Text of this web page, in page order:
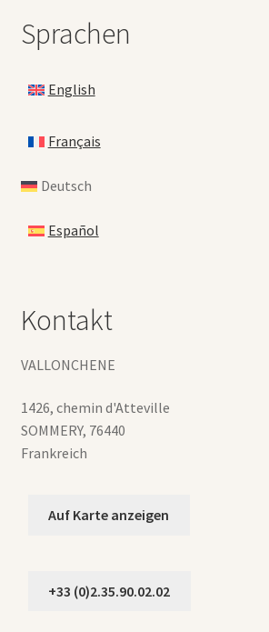
Sprachen
English
Français
Deutsch
Español
Kontakt
VALLONCHENE
1426, chemin d'Atteville
SOMMERY, 76440
Frankreich
Auf Karte anzeigen
+33 (0)2.35.90.02.02